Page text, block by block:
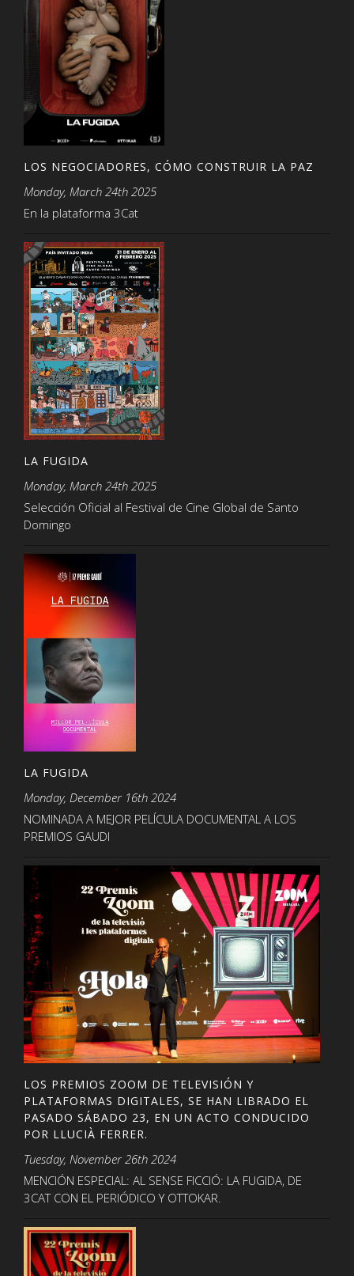
LOS NEGOCIADORES, CÓMO CONSTRUIR LA PAZ
Monday, March 24th 2025
En la plataforma 3Cat
LA FUGIDA
Monday, March 24th 2025
Selección Oficial al Festival de Cine Global de Santo
Domingo
LA FUGIDA
Monday, December 16th 2024
NOMINADA A MEJOR PELÍCULA DOCUMENTAL A LOS
PREMIOS GAUDI
LOS PREMIOS ZOOM DE TELEVISIÓN Y
PLATAFORMAS DIGITALES, SE HAN LIBRADO EL
PASADO SÁBADO 23, EN UN ACTO CONDUCIDO
POR LLUCIÀ FERRER.
Tuesday, November 26th 2024
MENCIÓN ESPECIAL: AL SENSE FICCIÓ: LA FUGIDA, DE
3CAT CON EL PERIÓDICO Y OTTOKAR.